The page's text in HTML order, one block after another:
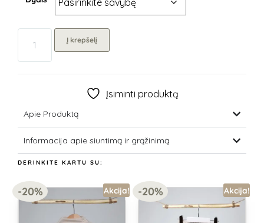
Į krepšelį
Įsiminti produktą
Apie Produktą
Informacija apie siuntimą ir grąžinimą
DERINKITE KARTU SU:
Akcija!
-20% Akcija!
-20%